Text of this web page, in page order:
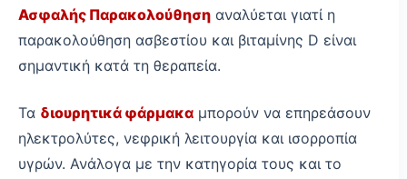
Ασφαλής Παρακολούθηση αναλύεται γιατί η
παρακολούθηση ασβεστίου και βιταμίνης D είναι
σημαντική κατά τη θεραπεία.
Τα διουρητικά φάρμακα μπορούν να επηρεάσουν
ηλεκτρολύτες, νεφρική λειτουργία και ισορροπία
υγρών. Ανάλογα με την κατηγορία τους και το